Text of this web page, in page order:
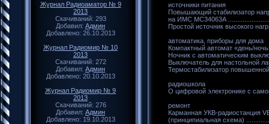
Журнал Радиоаматор № 9
2013
Скачиваний: 293
Добавил: Админ
Добавлено: 26.10.2013
Журнал Радиомир № 10
2013
Скачиваний: 272
Добавил: Админ
Добавлено: 20.10.2013
Журнал Радиомир № 9
2013
Скачиваний: 276
Добавил: Админ
Добавлено: 19.10.2013
источники питания
Повышающий стабилизатор
на ИМС МС34063А
Простой источник высокого
автоматика, приборы для дома
Компактный автомат «день/
Ночник с автоматическим
Выключатель для настольной
Термостабилизатор
радиошкола
О цифровой электронике с
ремонт
Карманная УКВ-радиостанция
(принципиальная схема)